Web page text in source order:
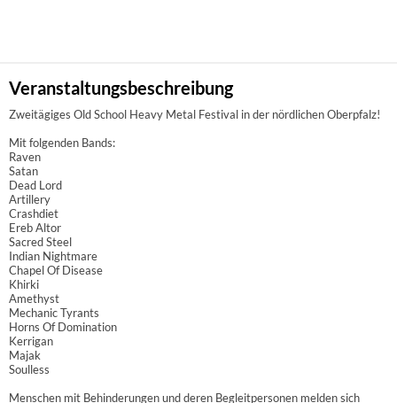
Veranstaltungsbeschreibung
Zweitägiges Old School Heavy Metal Festival in der nördlichen Oberpfalz!
Mit folgenden Bands:
Raven
Satan
Dead Lord
Artillery
Crashdiet
Ereb Altor
Sacred Steel
Indian Nightmare
Chapel Of Disease
Khirki
Amethyst
Mechanic Tyrants
Horns Of Domination
Kerrigan
Majak
Soulless
Menschen mit Behinderungen und deren Begleitpersonen melden sich